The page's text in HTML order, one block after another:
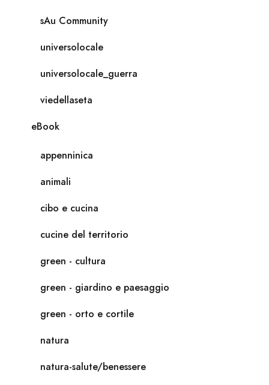
sAu Community
universolocale
universolocale_guerra
viedellaseta
eBook
appenninica
animali
cibo e cucina
cucine del territorio
green - cultura
green - giardino e paesaggio
green - orto e cortile
natura
natura-salute/benessere